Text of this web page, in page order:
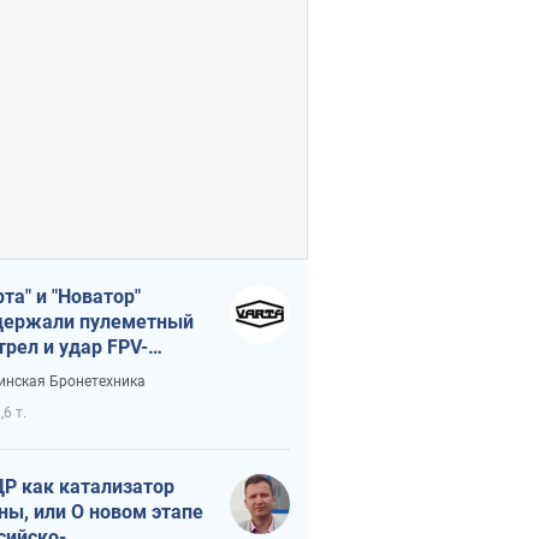
и "Новатор"
пулеметный
и удар FPV-
сохранив жизнь
Бронетехника
т.
как катализатор
или О новом этапе